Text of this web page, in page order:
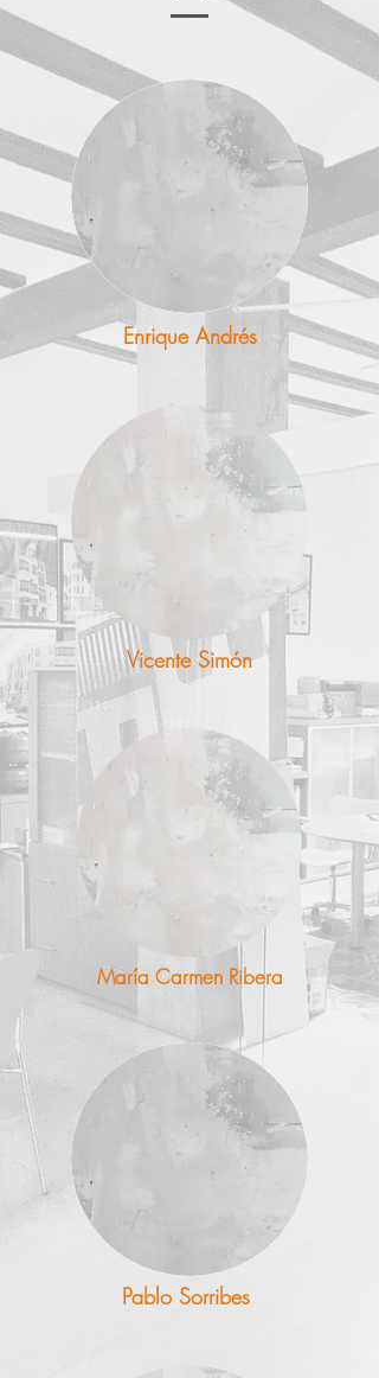
Enrique Andrés
Vicente Simón
María Carmen Ribera
Pablo Sorribes